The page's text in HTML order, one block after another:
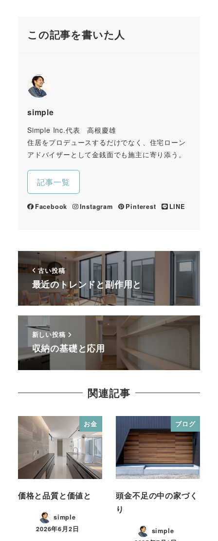
この記事を書いた人
simple
Simple Inc.代表 高根慶雄
住居をプロデュースするだけでなく、住宅ローン
アドバイザーとして金銭面でも施主に寄り添う。
記事一覧
Facebook Instagram Pinterest LINE
古い投稿
最近のトレンドと副作用と
新しい投稿
収納の基礎と応用
関連記事
お金
価格と品質と価値と
simple
2026年6月2日
ブログ
頭金不足の中の家づく
り
simple